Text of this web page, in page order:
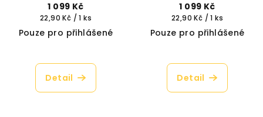
1 099 Kč
Měrná
cena:
22,90 Kč / 1 ks
Pouze pro přihlášené
Detail
1 099 Kč
Měrná
cena:
22,90 Kč / 1 ks
Pouze pro přihlášené
Detail